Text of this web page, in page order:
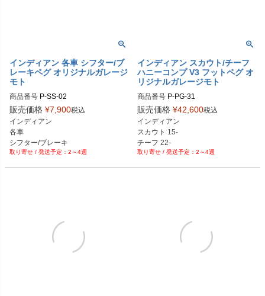
インディアン 各車 シフター/ブ
レーキペグ オリジナルガレージ
モト
商品番号 P-SS-02
P-SS-02-BK：ブラック
P-SS-02-AL：アルミ
P-SS-02-CR：クローム
P-SS-02-GD：ゴールド
P-SS-02-RD：レッド
販売価格 ¥7,900税込
インディアン
各車
シフター/ブレーキ
ペグ
2～4週
インディアン スカウト/チーフ
ハニーコンプ V3 フットペグ オ
リジナルガレージモト
商品番号 P-PG-31
P-PG-31-BK：ブラック
P-PG-31-AL：アルミ
P-PG-31-CR：クローム
P-PG-31-GD：ゴールド
P-PG-31-RD：レッド
販売価格 ¥42,600税込
インディアン
スカウト 15-
チーフ 22-
2～4週